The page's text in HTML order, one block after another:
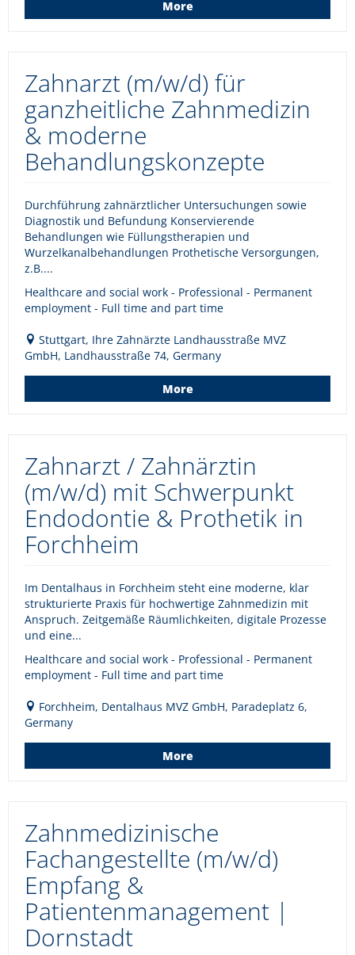
More
Zahnarzt (m/w/d) für
ganzheitliche Zahnmedizin
& moderne
Behandlungskonzepte
Durchführung zahnärztlicher Untersuchungen sowie
Diagnostik und Befundung Konservierende
Behandlungen wie Füllungstherapien und
Wurzelkanalbehandlungen Prothetische Versorgungen,
z.B....
Healthcare and social work - Professional - Permanent
employment - Full time and part time
Stuttgart, Ihre Zahnärzte Landhausstraße MVZ
GmbH, Landhausstraße 74, Germany
More
Zahnarzt / Zahnärztin
(m/w/d) mit Schwerpunkt
Endodontie & Prothetik in
Forchheim
Im Dentalhaus in Forchheim steht eine moderne, klar
strukturierte Praxis für hochwertige Zahnmedizin mit
Anspruch. Zeitgemäße Räumlichkeiten, digitale Prozesse
und eine...
Healthcare and social work - Professional - Permanent
employment - Full time and part time
Forchheim, Dentalhaus MVZ GmbH, Paradeplatz 6,
Germany
More
Zahnmedizinische
Fachangestellte (m/w/d)
Empfang &
Patientenmanagement |
Dornstadt